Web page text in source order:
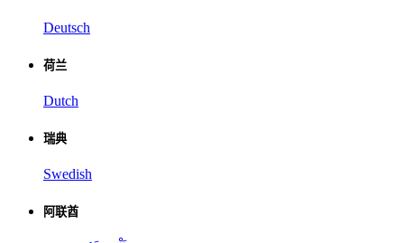
Deutsch
荷兰
Dutch
瑞典
Swedish
阿联酋